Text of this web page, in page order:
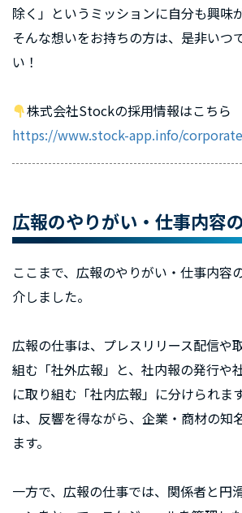
除く」というミッションに自分も興味
そんな想いをお持ちの方は、是非いつ
い！
株式会社Stockの採用情報はこちら
https://www.stock-app.info/
広報のやりがい・仕事内容
ここまで、広報のやりがい・仕事内容
介しました。
広報の仕事は、プレスリリース配信や
組む「社外広報」と、社内報の発行や
に取り組む「社内広報」に分けられま
は、反響を得ながら、企業・商材の知
ます。
一方で、広報の仕事では、関係者と円